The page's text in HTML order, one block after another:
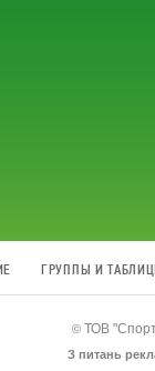
ГРУППЫ И
© ТОВ
З питань